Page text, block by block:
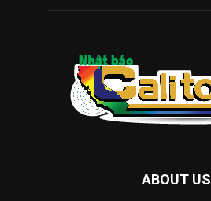
ABOUT US